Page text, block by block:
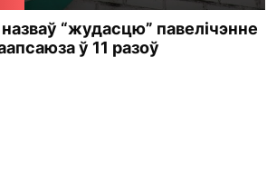
“жудасцю” павелічэнне
ў 11 разоў